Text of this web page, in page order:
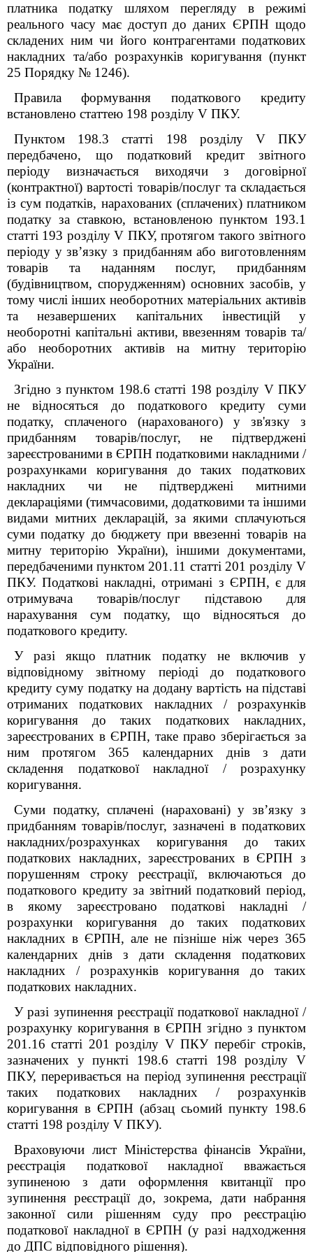
платника податку шляхом перегляду в режимі
реального часу має доступ до даних ЄРПН щодо
складених ним чи його контрагентами податкових
накладних та/або розрахунків коригування (пункт
25 Порядку № 1246).
Правила формування податкового кредиту
встановлено статтею 198 розділу V ПКУ.
Пунктом 198.3 статті 198 розділу V ПКУ
передбачено, що податковий кредит звітного
періоду визначається виходячи з договірної
(контрактної) вартості товарів/послуг та складається
із сум податків, нарахованих (сплачених) платником
податку за ставкою, встановленою пунктом 193.1
статті 193 розділу V ПКУ, протягом такого звітного
періоду у зв’язку з придбанням або виготовленням
товарів та наданням послуг, придбанням
(будівництвом, спорудженням) основних засобів, у
тому числі інших необоротних матеріальних активів
та незавершених капітальних інвестицій у
необоротні капітальні активи, ввезенням товарів та/
або необоротних активів на митну територію
України.
Згідно з пунктом 198.6 статті 198 розділу V ПКУ
не відносяться до податкового кредиту суми
податку, сплаченого (нарахованого) у зв'язку з
придбанням товарів/послуг, не підтверджені
зареєстрованими в ЄРПН податковими накладними /
розрахунками коригування до таких податкових
накладних чи не підтверджені митними
деклараціями (тимчасовими, додатковими та іншими
видами митних декларацій, за якими сплачуються
суми податку до бюджету при ввезенні товарів на
митну територію України), іншими документами,
передбаченими пунктом 201.11 статті 201 розділу V
ПКУ. Податкові накладні, отримані з ЄРПН, є для
отримувача товарів/послуг підставою для
нарахування сум податку, що відносяться до
податкового кредиту.
У разі якщо платник податку не включив у
відповідному звітному періоді до податкового
кредиту суму податку на додану вартість на підставі
отриманих податкових накладних / розрахунків
коригування до таких податкових накладних,
зареєстрованих в ЄРПН, таке право зберігається за
ним протягом 365 календарних днів з дати
складення податкової накладної / розрахунку
коригування.
Суми податку, сплачені (нараховані) у зв’язку з
придбанням товарів/послуг, зазначені в податкових
накладних/розрахунках коригування до таких
податкових накладних, зареєстрованих в ЄРПН з
порушенням строку реєстрації, включаються до
податкового кредиту за звітний податковий період,
в якому зареєстровано податкові накладні /
розрахунки коригування до таких податкових
накладних в ЄРПН, але не пізніше ніж через 365
календарних днів з дати складення податкових
накладних / розрахунків коригування до таких
податкових накладних.
У разі зупинення реєстрації податкової накладної /
розрахунку коригування в ЄРПН згідно з пунктом
201.16 статті 201 розділу V ПКУ перебіг строків,
зазначених у пункті 198.6 статті 198 розділу V
ПКУ, переривається на період зупинення реєстрації
таких податкових накладних / розрахунків
коригування в ЄРПН (абзац сьомий пункту 198.6
статті 198 розділу V ПКУ).
Враховуючи лист Міністерства фінансів України,
реєстрація податкової накладної вважається
зупиненою з дати оформлення квитанції про
зупинення реєстрації до, зокрема, дати набрання
законної сили рішенням суду про реєстрацію
податкової накладної в ЄРПН (у разі надходження
до ДПС відповідного рішення).